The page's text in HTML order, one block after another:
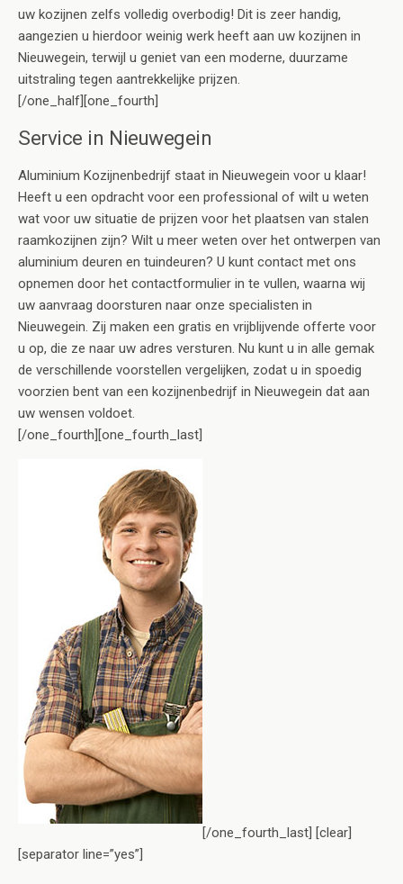
uw kozijnen zelfs volledig overbodig! Dit is zeer handig,
aangezien u hierdoor weinig werk heeft aan uw kozijnen in
Nieuwegein, terwijl u geniet van een moderne, duurzame
uitstraling tegen aantrekkelijke prijzen.
[/one_half][one_fourth]
Service in Nieuwegein
Aluminium Kozijnenbedrijf staat in Nieuwegein voor u klaar!
Heeft u een opdracht voor een professional of wilt u weten
wat voor uw situatie de prijzen voor het plaatsen van stalen
raamkozijnen zijn? Wilt u meer weten over het ontwerpen van
aluminium deuren en tuindeuren? U kunt contact met ons
opnemen door het contactformulier in te vullen, waarna wij
uw aanvraag doorsturen naar onze specialisten in
Nieuwegein. Zij maken een gratis en vrijblijvende offerte voor
u op, die ze naar uw adres versturen. Nu kunt u in alle gemak
de verschillende voorstellen vergelijken, zodat u in spoedig
voorzien bent van een kozijnenbedrijf in Nieuwegein dat aan
uw wensen voldoet.
[/one_fourth][one_fourth_last]
[/one_fourth_last] [clear]
[separator line=”yes”]